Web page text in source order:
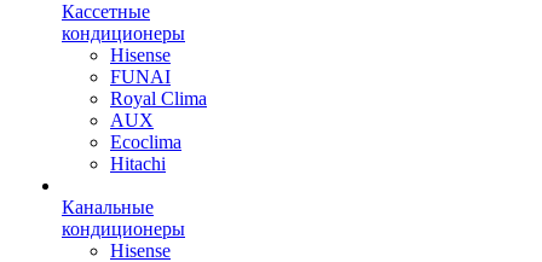
Кассетные
кондиционеры
Hisense
FUNAI
Royal Clima
AUX
Ecoclima
Hitachi
Канальные
кондиционеры
Hisense